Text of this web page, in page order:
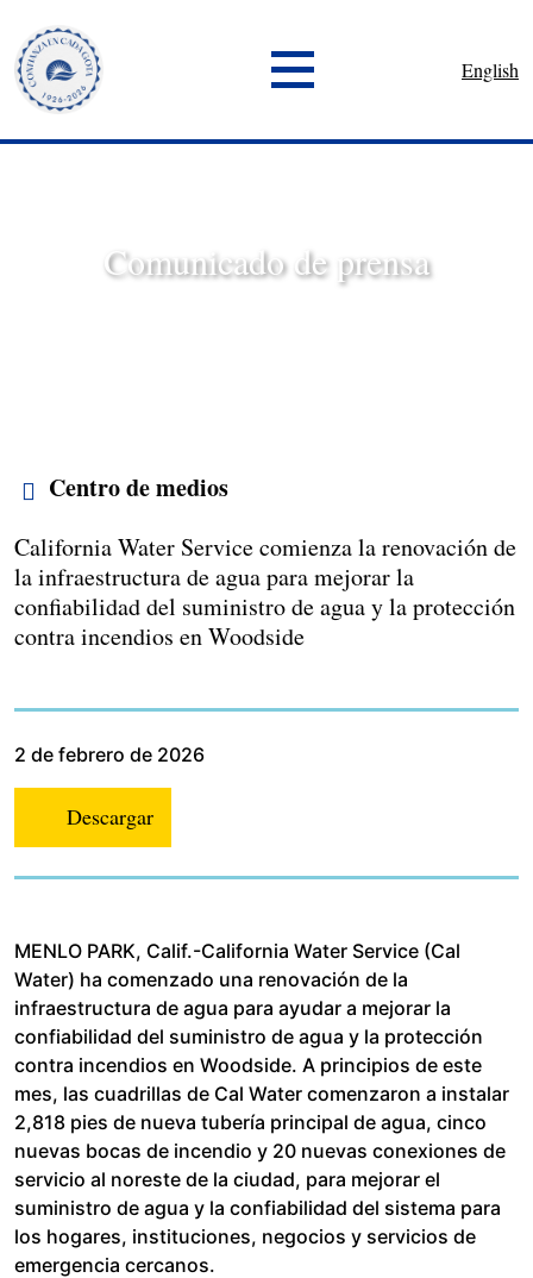
English
Comunicado de prensa
Centro de medios
California Water Service comienza la renovación de
la infraestructura de agua para mejorar la
confiabilidad del suministro de agua y la protección
contra incendios en Woodside
2 de febrero de 2026
Descargar
MENLO PARK, Calif.-California Water Service (Cal
Water) ha comenzado una renovación de la
infraestructura de agua para ayudar a mejorar la
confiabilidad del suministro de agua y la protección
contra incendios en Woodside. A principios de este
mes, las cuadrillas de Cal Water comenzaron a instalar
2,818 pies de nueva tubería principal de agua, cinco
nuevas bocas de incendio y 20 nuevas conexiones de
servicio al noreste de la ciudad, para mejorar el
suministro de agua y la confiabilidad del sistema para
los hogares, instituciones, negocios y servicios de
emergencia cercanos.